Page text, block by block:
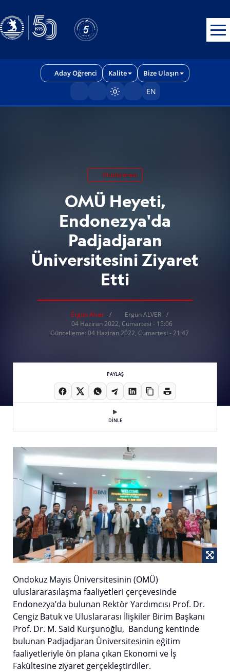
Aday Öğrenci Kalite Bize Ulaşın
Sayfayı karart/aç
EN
Uluslararası
OMÜ Heyeti,
Endonezya'da
Padjadjaran
Üniversitesini Ziyaret
Etti
Ergün Alver
Ergün ALVER
04 Haziran 2022, Cumartesi - 15:06
Güncelleme: 04 Haziran 2022, Cumartesi - 21:47
PAYLAŞ
DİNLE
Ondokuz Mayıs Üniversitesinin (OMÜ)
uluslararasılaşma faaliyetleri çerçevesinde
Endonezya’da bulunan Rektör Yardımcısı Prof. Dr.
Cengiz Batuk ve Uluslararası İlişkiler Birim Başkanı
Prof. Dr. M. Said Kurşunoğlu, Bandung kentinde
bulunan Padjadjaran Üniversitesinin eğitim
faaliyetleriyle ön plana çıkan Ekonomi ve İş
Fakültesine ziyaret gerçekleştirdiler.